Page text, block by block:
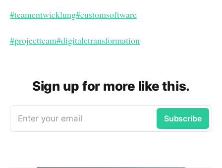
#teamentwicklung#customsoftware
#projectteam#digitaletransformation
Sign up for more like this.
Enter your email Subscribe